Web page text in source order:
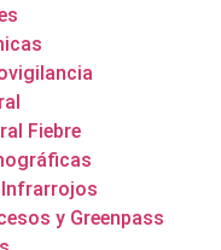
Fiebre
y Greenpass